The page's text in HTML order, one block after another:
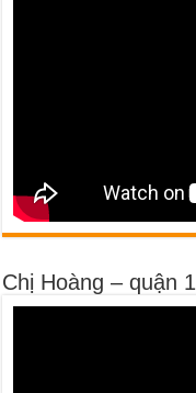
Chị Hoàng – quận 1